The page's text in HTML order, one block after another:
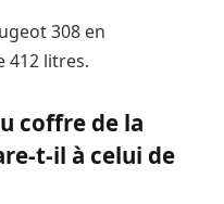
308 en
412 litres.
coffre de la
t-il à celui de